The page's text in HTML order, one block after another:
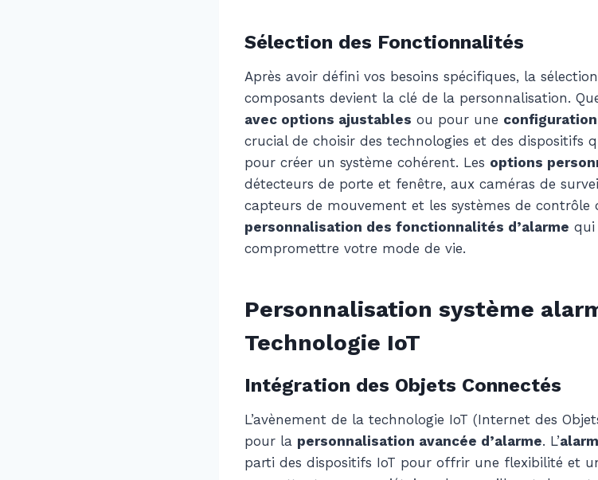
Sélection des Fonctionnalités
Après avoir défini vos besoins spécifiques, la
composants devient la clé de la personnalisation.
avec options ajustables ou pour une
crucial de choisir des technologies et des dispositifs
pour créer un système cohérent. Les options
détecteurs de porte et fenêtre, aux caméras de
capteurs de mouvement et les systèmes de contrôle
personnalisation des fonctionnalités d’alarme qui
compromettre votre mode de vie.
Personnalisation système
Technologie IoT
Intégration des Objets Connectés
L’avènement de la technologie IoT (Internet des
pour la personnalisation avancée d’alarme. L’
parti des dispositifs IoT pour offrir une flexibilité et